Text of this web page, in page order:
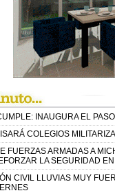
INAUGURA EL
COLEGIOS
FUERZAS ARMADAS A
LA SEGURIDAD EN
CIVIL LLUVIAS MUY